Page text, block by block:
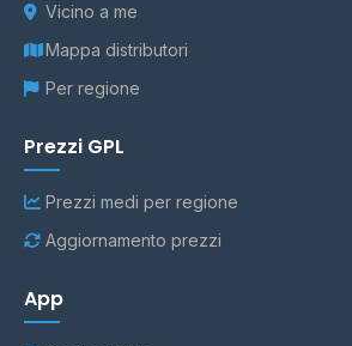
Vicino a me
Mappa distributori
Per regione
Prezzi GPL
Prezzi medi per regione
Aggiornamento prezzi
App